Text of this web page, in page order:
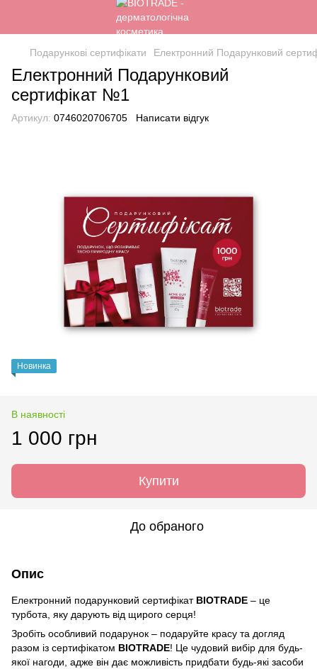
Подарункові сертифікати Електронний Подарунковий
Електронний Подарунковий
сертифікат №1
Артикул: 0746020706705 Написати відгук
Новинка
В наявності
1 000 грн
Купити
До обраного
Опис
Електронний подарунковий сертифікат BIOTRADE – це
турбота, яку дарують від щирого серця!
Зробіть особливий подарунок – подаруйте красу та догляд
разом із сертифікатом BIOTRADE! Це чудовий вибір для будь-
якої нагоди, адже він дає можливість придбати будь-які засоби